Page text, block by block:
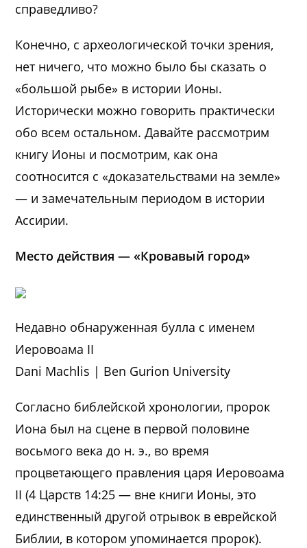
справедливо?
Конечно, с археологической точки зрения,
нет ничего, что можно было бы сказать о
«большой рыбе» в истории Ионы.
Исторически можно говорить практически
обо всем остальном. Давайте рассмотрим
книгу Ионы и посмотрим, как она
соотносится с «доказательствами на земле»
— и замечательным периодом в истории
Ассирии.
Место действия — «Кровавый город»
Недавно обнаруженная булла с именем
Иеровоама II
Dani Machlis | Ben Gurion University
Согласно библейской хронологии, пророк
Иона был на сцене в первой половине
восьмого века до н. э., во время
процветающего правления царя Иеровоама
II (4 Царств 14:25 — вне книги Ионы, это
единственный другой отрывок в еврейской
Библии, в котором упоминается пророк).